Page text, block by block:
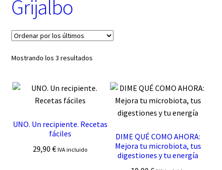
e
o
í
Grijalbo
Mostrando los 3 resultadosOrdenado
últimos
UNO. Un recipiente. Recetas
fáciles
29,90€ IVA incluido
DIME QUÉ COMO AHORA:
Mejora tu microbiota, tus
digestiones y tu energía